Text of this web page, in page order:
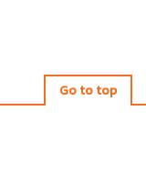
Go to top